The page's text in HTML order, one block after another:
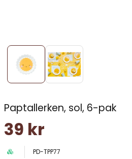
Paptallerken, sol, 6-pak
39 kr
PD-TPP77